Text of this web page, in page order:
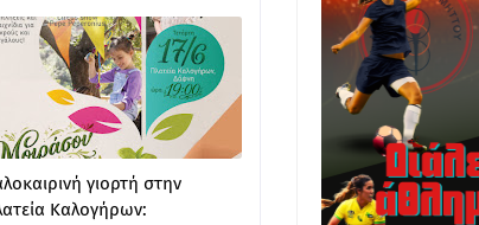
γιορτή στην
Καλογήρων: